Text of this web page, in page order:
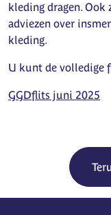
kleding dragen. Ook
adviezen over
kleding.
U kunt de volledige
GGDflits juni 2025